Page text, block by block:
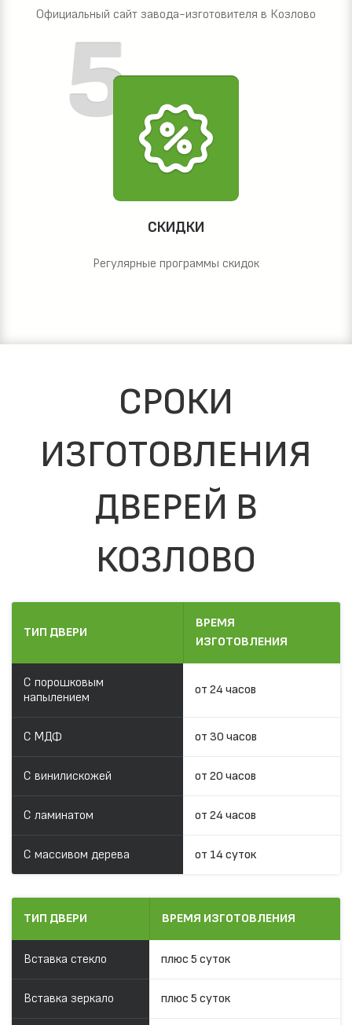
Официальный сайт завода-изготовителя в Козлово
СКИДКИ
Регулярные программы скидок
СРОКИ
ИЗГОТОВЛЕНИЯ
ДВЕРЕЙ В
КОЗЛОВО
ТИП ДВЕРИ
ВРЕМЯ
ИЗГОТОВЛЕНИЯ
С порошковым
напылением
от 24 часов
С МДФ от 30 часов
С винилискожей от 20 часов
С ламинатом от 24 часов
С массивом дерева от 14 суток
ТИП ДВЕРИ ВРЕМЯ ИЗГОТОВЛЕНИЯ
Вставка стекло плюс 5 суток
Вставка зеркало плюс 5 суток